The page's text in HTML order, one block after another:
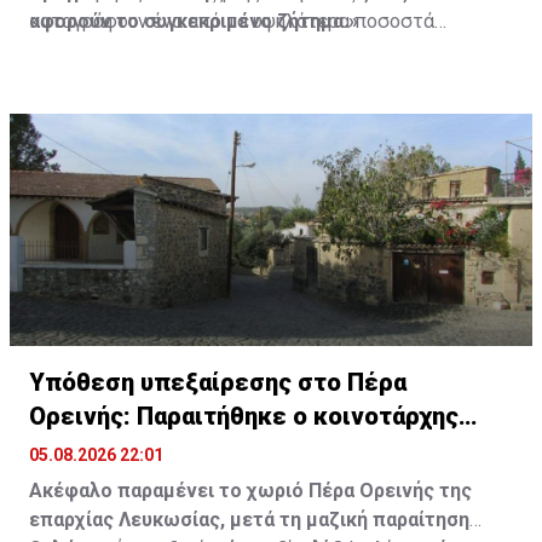
αφορούν το συγκεκριμένο ζήτημα.»
καταγράφουν ένα από τα υψηλότερα ποσοστά
δημιουργία νέων σύγχρονων σωφρονιστικών
εγκαταστάσεων.
Υπόθεση υπεξαίρεσης στο Πέρα
Ορεινής: Παραιτήθηκε ο κοινοτάρχης
(ΒΙΝΤΕΟ)
05.08.2026 22:01
Ακέφαλο παραμένει το χωριό Πέρα Ορεινής της
επαρχίας Λευκωσίας, μετά τη μαζική παραίτηση